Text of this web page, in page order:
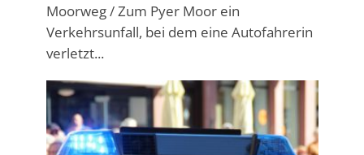
Moorweg / Zum Pyer Moor ein
Verkehrsunfall, bei dem eine Autofahrerin
verletzt...